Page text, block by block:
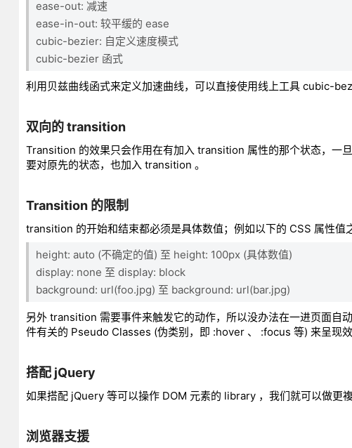
ease-out: 减速
ease-in-out: 较平缓的 ease
cubic-bezier: 自定义速度模式
cubic-bezier 函式
利用贝兹曲线函式来定义加速曲线，可以直接使用线上工具 cubic-
双向的 transition
Transition 的效果只会作用在有加入 transition 属性的那个状态，一
要对原先的状态，也加入 transition 。
Transition 的限制
transition 的开始和结束都必须是具体数值；例如以下的 CSS 属性值
height: auto (不确定的值) 至 height: 100px (具体数值)
display: none 至 display: block
background: url(foo.jpg) 至 background: url(bar.jpg)
另外 transition 需要事件来触发它的动作，所以没办法在一进页面自
件有关的 Pseudo Classes (伪类别，即 :hover 、 :focus 等) 来呈现效
搭配 jQuery
如果搭配 jQuery 等可以操作 DOM 元素的 library ，我们就可以做更複
浏览器支援